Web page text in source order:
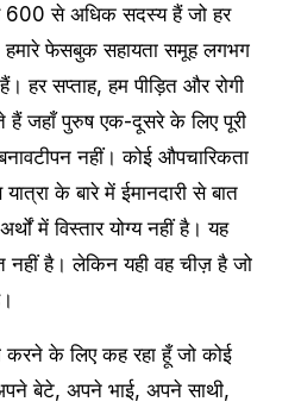
600 से अधिक सदस्य हैं जो हर
फेसबुक सहायता समूह लगभग
हर सप्ताह, हम पीड़ित और रोगी
हैं जहाँ पुरुष एक-दूसरे के लिए पूरी
नहीं। कोई औपचारिकता
के बारे में ईमानदारी से बात
में विस्तार योग्य नहीं है। यह
है। लेकिन यही वह चीज़ है जो
के लिए कह रहा हूँ जो कोई
बेटे, अपने भाई, अपने साथी,